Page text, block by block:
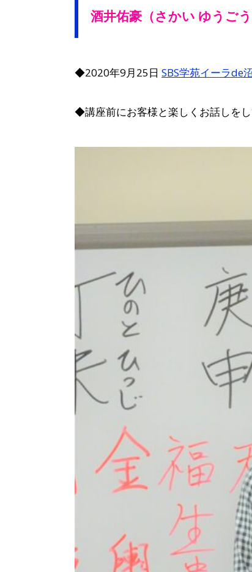
酒井佑豪（さかい ゆうご
◆2020年9月25日 SBS学苑イーラde
◆講座前にお客様と楽しくお話しをし